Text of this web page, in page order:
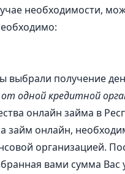
необходимости,
выбрали получение
одной кредитной
онлайн займа в
займ онлайн,
организацией.
вами сумма